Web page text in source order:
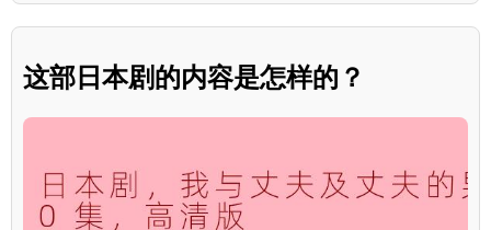
这部日本剧的内容是怎样的？